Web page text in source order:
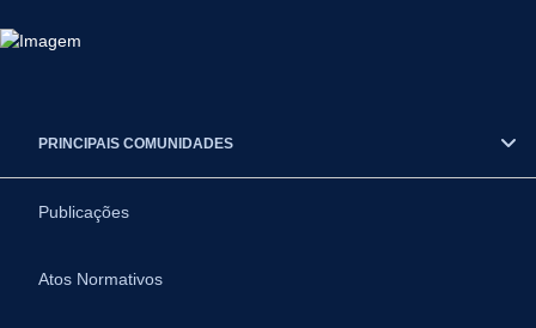
PRINCIPAIS COMUNIDADES
Publicações
Atos Normativos